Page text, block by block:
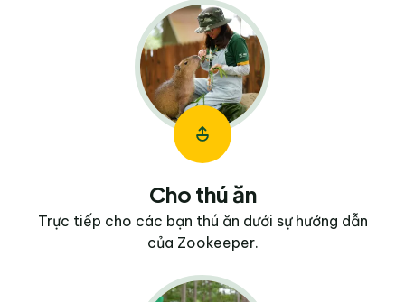
Cho thú ăn
Trực tiếp cho các bạn thú ăn dưới sự hướng dẫn
của Zookeeper.